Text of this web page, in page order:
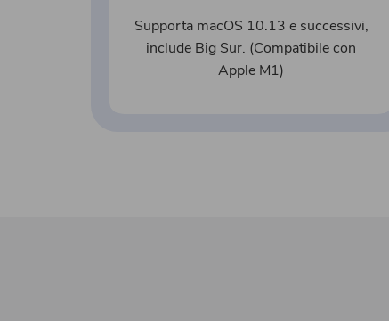
Supporta macOS 10.13 e successivi,
include Big Sur. (Compatibile con
Apple M1)